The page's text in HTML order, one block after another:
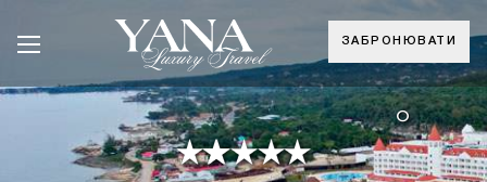
ЗАБРОНЮВАТИ
°